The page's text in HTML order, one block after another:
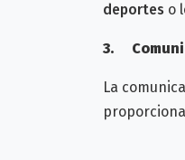
deportes o
3.
La